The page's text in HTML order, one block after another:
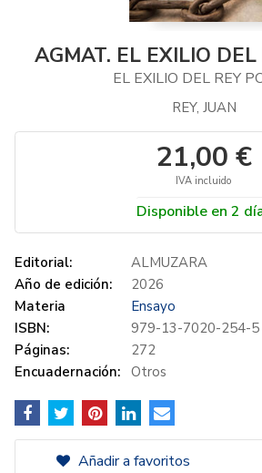
AGMAT. EL EXILIO DEL
EL EXILIO DEL REY
REY, JUAN
21,00 €
IVA incluido
Disponible en 2
Editorial:
ALMUZARA
Año de edición:
2026
Materia
Ensayo
ISBN:
979-13-7020-254-5
Páginas:
272
Encuadernación: Otros
Añadir a favoritos